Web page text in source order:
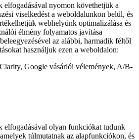
elfogadásával nyomon követhetjük a
viselkedést a weboldalunkon belül, és
webhelyünk optimalizálása és
élmény folyamatos javítása
az alábbi, harmadik féltől
használjuk ezen a weboldalon:
Google vásárlói vélemények, A/B-
elfogadásával olyan funkciókat tudunk
túlmutatnak az alapfunkciókon, és